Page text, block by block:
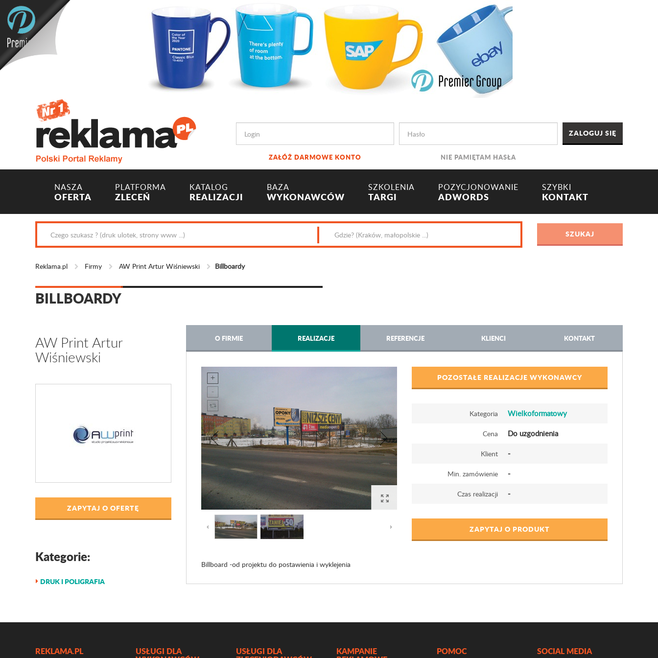
ZAŁÓŻ DARMOWE KONTO NIE PAMIĘTAM HASŁA
NASZA
OFERTA
PLATFORMA
ZLECEŃ
KATALOG
REALIZACJI
BAZA
WYKONAWCÓW
SZKOLENIA
TARGI
POZYCJONOWANIE
ADWORDS
SZYBKI
KONTAKT
Reklama.pl Firmy AW Print Artur Wiśniewski Billboardy
BILLBOARDY
AW Print Artur
Wiśniewski
ZAPYTAJ O OFERTĘ
Kategorie:
DRUK I POLIGRAFIA
O FIRMIE REALIZACJE REFERENCJE KLIENCI KONTAKT
POZOSTAŁE REALIZACJE WYKONAWCY
Kategoria Wielkoformatowy
Cena Do uzgodnienia
Klient -
Min. zamówienie -
Czas realizacji -
ZAPYTAJ O PRODUKT
Billboard -od projektu do postawienia i wyklejenia
REKLAMA.PL USŁUGI DLA USŁUGI DLA KAMPANIE POMOC SOCIAL MEDIA